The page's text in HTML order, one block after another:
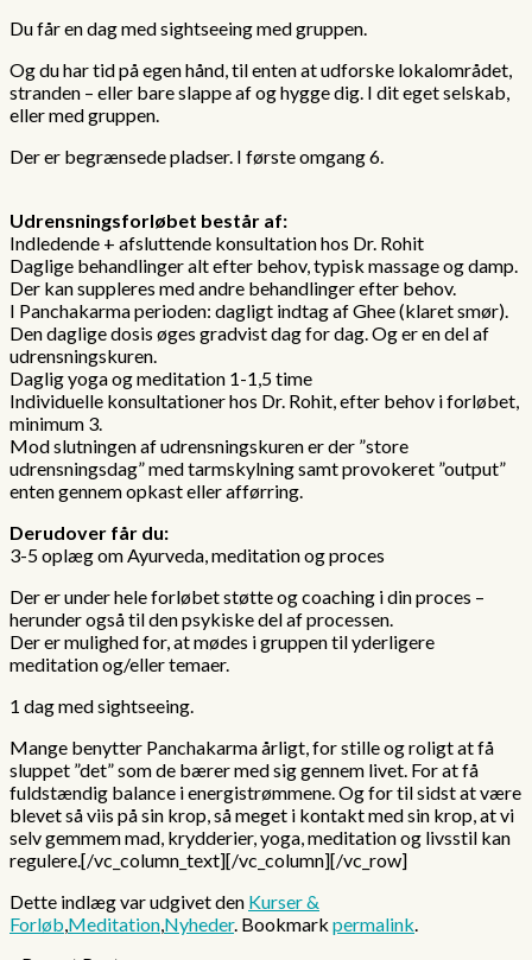
Du får en dag med sightseeing med gruppen.
Og du har tid på egen hånd, til enten at udforske lokalområdet,
stranden – eller bare slappe af og hygge dig. I dit eget selskab,
eller med gruppen.
Der er begrænsede pladser. I første omgang 6.
Udrensningsforløbet består af:
Indledende + afsluttende konsultation hos Dr. Rohit
Daglige behandlinger alt efter behov, typisk massage og damp.
Der kan suppleres med andre behandlinger efter behov.
I Panchakarma perioden: dagligt indtag af Ghee (klaret smør).
Den daglige dosis øges gradvist dag for dag. Og er en del af
udrensningskuren.
Daglig yoga og meditation 1-1,5 time
Individuelle konsultationer hos Dr. Rohit, efter behov i forløbet,
minimum 3.
Mod slutningen af udrensningskuren er der ”store
udrensningsdag” med tarmskylning samt provokeret ”output”
enten gennem opkast eller afførring.
Derudover får du:
3-5 oplæg om Ayurveda, meditation og proces
Der er under hele forløbet støtte og coaching i din proces –
herunder også til den psykiske del af processen.
Der er mulighed for, at mødes i gruppen til yderligere
meditation og/eller temaer.
1 dag med sightseeing.
Mange benytter Panchakarma årligt, for stille og roligt at få
sluppet ”det” som de bærer med sig gennem livet. For at få
fuldstændig balance i energistrømmene. Og for til sidst at være
blevet så viis på sin krop, så meget i kontakt med sin krop, at vi
selv gemmem mad, krydderier, yoga, meditation og livsstil kan
regulere.[/vc_column_text][/vc_column][/vc_row]
Dette indlæg var udgivet den Kurser &
Forløb Meditation Nyheder. Bookmark permalink